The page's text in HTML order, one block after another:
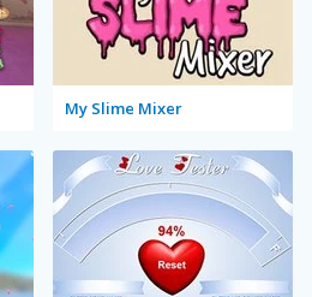
My Slime Mixer